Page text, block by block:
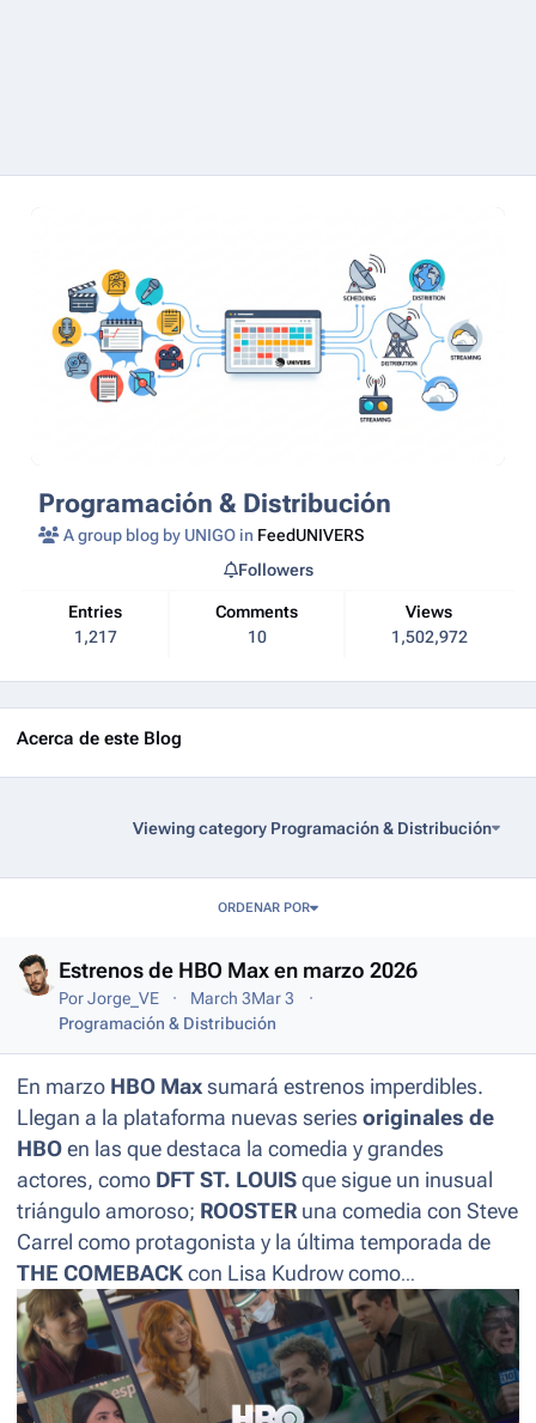
Programación & Distribución
A group blog by UNIGO in FeedUNIVERS
Entries
1,217
Comments
10
Views
1,502,972
Followers
Acerca de este Blog
Viewing category Programación & Distribución
ORDENAR POR
Estrenos de HBO Max en marzo 2026
PorJorge_VE March 3Mar 3
Programación & Distribución
En marzo HBO Max sumará estrenos imperdibles.
Llegan a la plataforma nuevas series originales de
HBO en las que destaca la comedia y grandes
actores, como DFT ST. LOUIS que sigue un inusual
triángulo amoroso; ROOSTER una comedia con Steve
Carrel como protagonista y la última temporada de
THE COMEBACK con Lisa Kudrow como
protagonista de un falso reality. Además, una nueva
temporada deMÁXIMApara poder conocer aún más
de su historia. Las mejores películas están en HBO
Max: se estrenan grandes títulos como MATAR,